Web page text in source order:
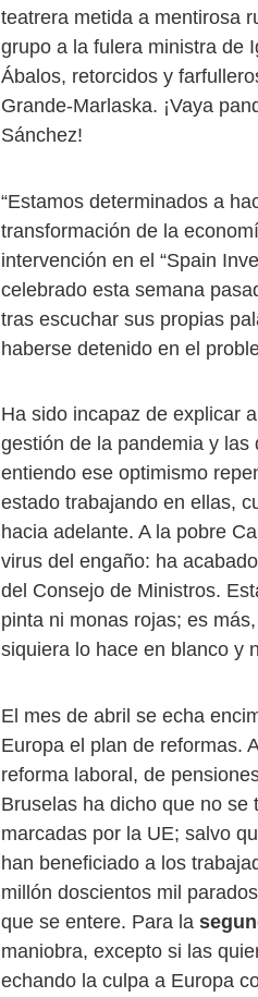
teatrera metida a mentirosa
grupo a la fulera ministra de
Ábalos, retorcidos y
Grande-Marlaska. ¡Vaya
Sánchez!
“Estamos determinados a
transformación de la
intervención en el “Spain
celebrado esta semana
tras escuchar sus propias
haberse detenido en el
Ha sido incapaz de explicar
gestión de la pandemia y
entiendo ese optimismo
estado trabajando en ellas,
hacia adelante. A la pobre
virus del engaño: ha
del Consejo de Ministros.
pinta ni monas rojas; es
siquiera lo hace en blanco y
El mes de abril se echa
Europa el plan de reformas.
reforma laboral, de
Bruselas ha dicho que no
marcadas por la UE; salvo
han beneficiado a los
millón doscientos mil
que se entere. Para la
maniobra, excepto si las
echando la culpa a Europa